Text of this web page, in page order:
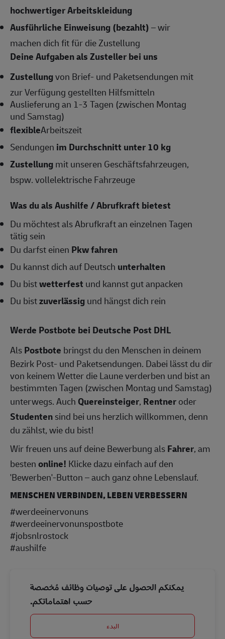
hochwertiger Arbeitskleidung
Ausführliche Einweisung (bezahlt)– wir
machen dich fit für die Zustellung
Deine Aufgaben als Zusteller bei uns
Zustellungvon Brief- und Paketsendungen mit
zur Verfügung gestellten Hilfsmitteln
Auslieferung an 1-3 Tagen (zwischen Montag
und Samstag)
flexibleArbeitszeit
Sendungen im Durchschnitt unter 10 kg
Zustellungmit unseren Geschäftsfahrzeugen,
bspw. vollelektrische Fahrzeuge
Was du als Aushilfe / Abrufkraft bietest
Du möchtest als Abrufkraft an einzelnen Tagen
tätig sein
Du darfst einen Pkw fahren
Du kannst dich auf Deutsch unterhalten
Du bistwetterfest und kannst gut anpacken
Du bistzuverlässigund hängst dich rein
Werde Postbote bei Deutsche Post DHL
AlsPostbote bringst du den Menschen in deinem
Bezirk Post- und Paketsendungen. Dabei lässt du dir
von keinem Wetter die Laune verderben und bist an
bestimmten Tagen (zwischen Montag und Samstag)
unterwegs. Auch Quereinsteiger, Rentneroder
Studentensind bei uns herzlich willkommen, denn
du zählst, wie du bist!
Wir freuen uns auf deine Bewerbung alsFahrer, am
bestenonline! Klicke dazu einfach auf den
'Bewerben'-Button – auch ganz ohne Lebenslauf.
MENSCHEN VERBINDEN, LEBEN VERBESSERN
#werdeeinervonuns
#werdeeinervonunspostbote
#jobsnlrostock
#aushilfe
يمكنكم الحصول على توصيات وظائف مُخصصة
حسب اهتماماتكم.
البدء